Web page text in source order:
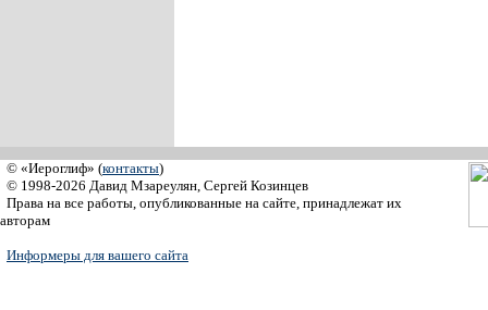
© «Иероглиф» (контакты)
© 1998-2026 Давид Мзареулян, Сергей Козинцев
Права на все работы, опубликованные на сайте, принадлежат их
авторам
Информеры для вашего сайта